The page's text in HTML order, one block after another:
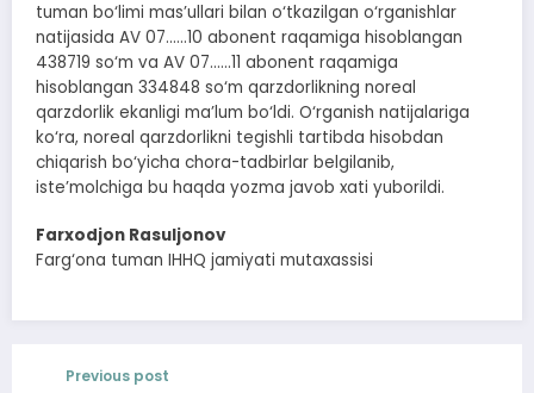
tuman bo‘limi mas’ullari bilan o‘tkazilgan o‘rganishlar
natijasida AV 07……10 abonent raqamiga hisoblangan
438719 so‘m va AV 07……11 abonent raqamiga
hisoblangan 334848 so‘m qarzdorlikning noreal
qarzdorlik ekanligi ma’lum bo‘ldi. O‘rganish natijalariga
ko‘ra, noreal qarzdorlikni tegishli tartibda hisobdan
chiqarish bo‘yicha chora-tadbirlar belgilanib,
iste’molchiga bu haqda yozma javob xati yuborildi.
Farxodjon Rasuljonov
Farg‘ona tuman IHHQ jamiyati mutaxassisi
Previous post